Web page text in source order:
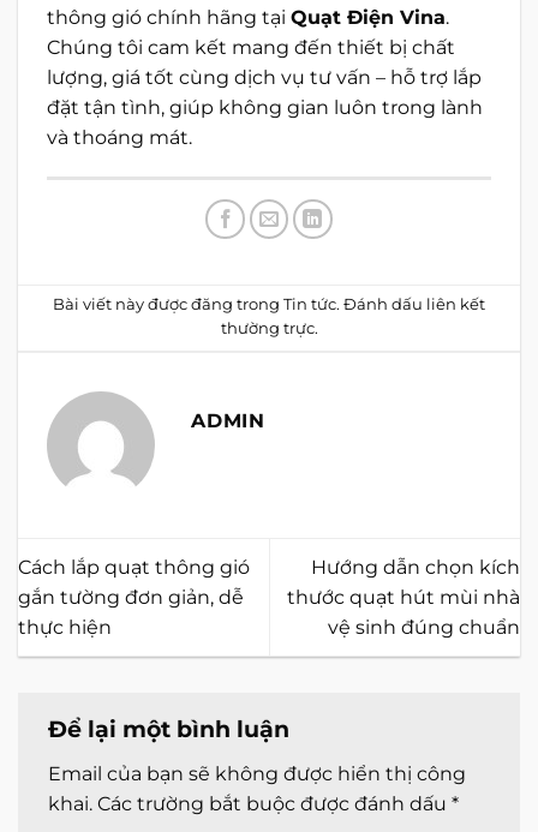
thông gió chính hãng tại Quạt Điện Vina.
Chúng tôi cam kết mang đến thiết bị chất
lượng, giá tốt cùng dịch vụ tư vấn – hỗ trợ lắp
đặt tận tình, giúp không gian luôn trong lành
và thoáng mát.
Bài viết này được đăng trong Tin tức. Đánh dấu liên kết
thường trực.
ADMIN
Cách lắp quạt thông gió
gắn tường đơn giản, dễ
thực hiện
Hướng dẫn chọn kích
thước quạt hút mùi nhà
vệ sinh đúng chuẩn
Để lại một bình luận
Email của bạn sẽ không được hiển thị công
khai. Các trường bắt buộc được đánh dấu *